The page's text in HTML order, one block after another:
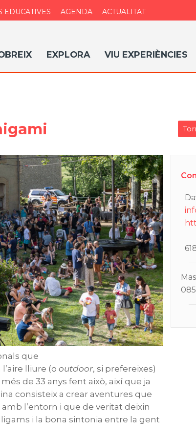
EDUCATIVES AGENDA ACTUALITAT
EXPLORA VIU EXPERIÈNCIES
que
lliure (o outdoor, si prefereixes)
de 33 anys fent això, així que ja
consisteix a crear aventures que
l’entorn i que de veritat deixin
i la bona sintonia entre la gent